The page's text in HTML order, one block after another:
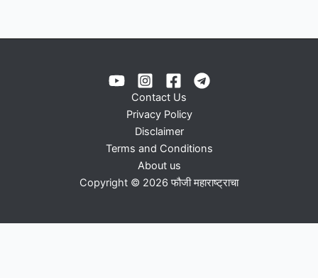
Contact Us
Privacy Policy
Disclaimer
Terms and Conditions
About us
Copyright © 2026 फौजी महाराष्ट्राचा